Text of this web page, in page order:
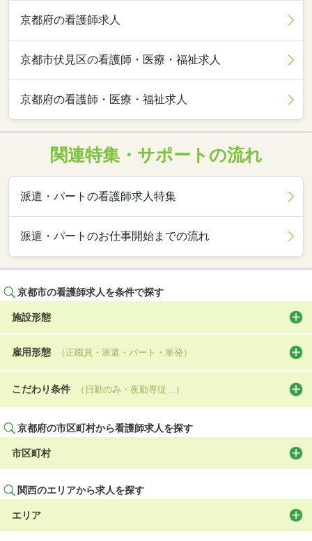
京都府の看護師求人
京都市伏見区の看護師・医療・福祉求人
京都府の看護師・医療・福祉求人
関連特集・サポートの流れ
派遣・パートの看護師求人特集
派遣・パートのお仕事開始までの流れ
京都市の看護師求人を条件で探す
施設形態
雇用形態 （正職員・派遣・パート・単発）
こだわり条件 （日勤のみ・夜勤専従…）
京都府の市区町村から看護師求人を探す
市区町村
関西のエリアから求人を探す
エリア